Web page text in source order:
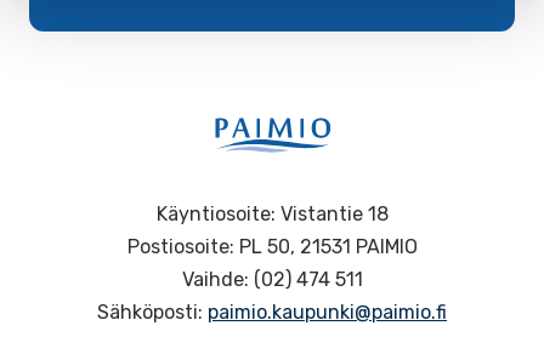
Käyntiosoite: Vistantie 18
Postiosoite: PL 50, 21531 PAIMIO
Vaihde: (02) 474 511
Sähköposti: paimio.kaupunki@paimio.fi